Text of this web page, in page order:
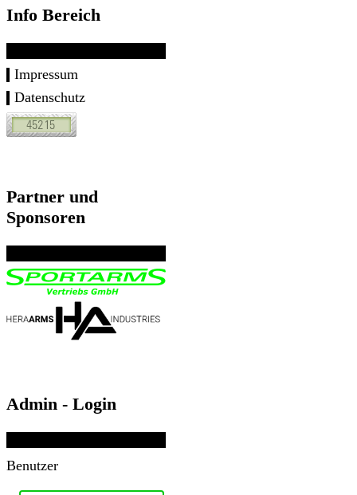
Info Bereich
Impressum
Datenschutz
Partner und
Sponsoren
Admin - Login
Benutzer